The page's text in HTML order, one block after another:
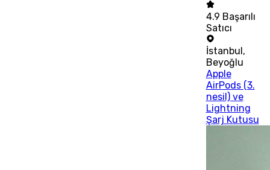
4.9 Başarılı
Satıcı
İstanbul,
Beyoğlu
Apple
AirPods (3.
nesil) ve
Lightning
Şarj Kutusu